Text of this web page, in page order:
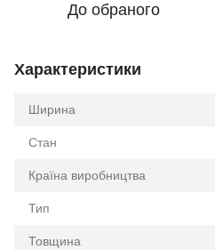
До обраного
Характеристики
Ширина
Стан
Країна виробництва
Тип
Товщина